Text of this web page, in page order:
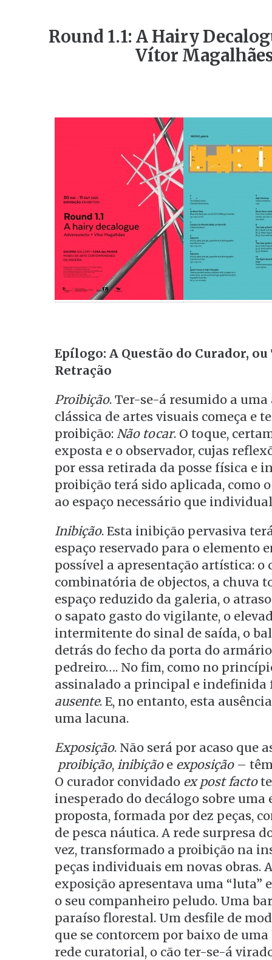
Round 1.1: A Hairy
Vítor
Epílogo: A Questão do Curador,
Retração
Proibição. Ter-se-á resumido a uma
clássica de artes visuais começa e
proibição: Não tocar. O toque,
exposta e o observador, cujas
por essa retirada da posse física e
proibição terá sido aplicada, como
ao espaço necessário que
Inibição. Esta inibição pervasiva
espaço reservado para o elemento
possível a apresentação artística: o
combinatória de objectos, a chuva
espaço reduzido da galeria, o
o sapato gasto do vigilante, o
intermitente do sinal de saída, o
detrás do fecho da porta do
pedreiro…. No fim, como no
assinalado a principal e indefinida
ausente. E, no entanto, esta
uma lacuna.
Exposição. Não será por acaso que
proibição, inibiçãoe exposição–
O curador convidado ex post facto
inesperado do decálogo sobre
proposta, formada por dez peças,
de pesca náutica. A rede surpresa
vez, transformado a proibição na
peças individuais em novas obras.
exposição apresentava uma “luta”
o seu companheiro peludo. Uma
paraíso florestal. Um desfile de
que se contorcem por baixo de uma
rede curatorial, o cão ter-se-á